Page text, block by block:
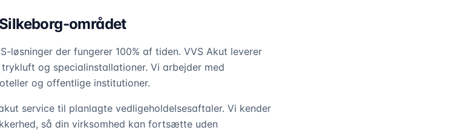
området
løsninger der fungerer 100% af tiden. VVS Akut leverer
og specialinstallationer. Vi arbejder med
og offentlige institutioner.
service til planlagte vedligeholdelsesaftaler. Vi kender
så din virksomhed kan fortsætte uden